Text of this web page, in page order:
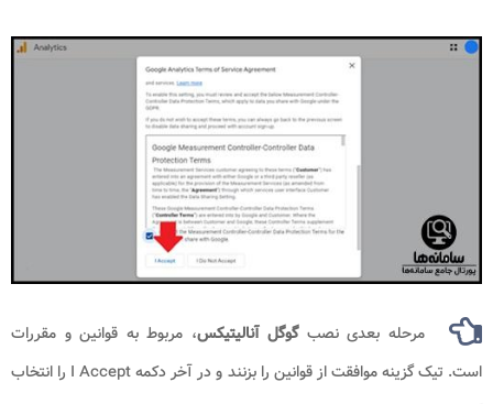
مرحله بعدی نصبگوگل آنالیتیکس، مربوط به قوانین و مقررات
است. تیک گزینه موافقت از قوانین را بزنند و در آخر دکمه I Accept را انتخاب